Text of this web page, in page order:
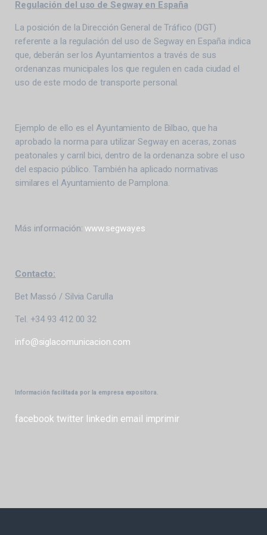
Regulación del uso de Segway en España
La posición de la Dirección General de Tráfico (DGT)
referente a la regulación del uso de Segway en España indica
que, deberán ser los Ayuntamientos a través de sus
ordenanzas municipales los que regulen en cada ciudad el
uso de este modo de transporte personal.
Ejemplo de ello es el Ayuntamiento de Bilbao, que ha
aprobado la norma para utilizar Segway en aceras, zonas
peatonales y carril bici, dentro de la ordenanza sobre el uso
del espacio público. También ha aplicado normativas
similares el Ayuntamiento de Pamplona.
Más información:www.segway.es
Contacto:
Bet Massó / Silvia Carulla
Tel. +34 93 412 00 32
info@siglacomunicacion.com
Información facilitada por la empresa expositora.
facebook twitter linkedin email imprimir